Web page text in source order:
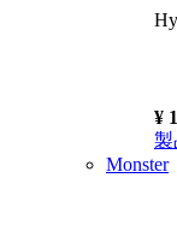
¥
製
Monster